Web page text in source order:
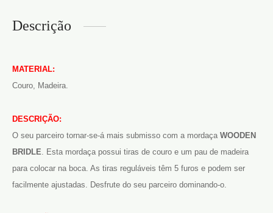
Descrição
MATERIAL:
Couro, Madeira.
DESCRIÇÃO:
O seu parceiro tornar-se-á mais submisso com a mordaça WOODEN
BRIDLE. Esta mordaça possui tiras de couro e um pau de madeira
para colocar na boca. As tiras reguláveis têm 5 furos e podem ser
facilmente ajustadas. Desfrute do seu parceiro dominando-o.